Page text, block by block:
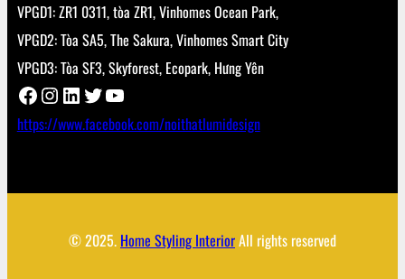
VPGD1: ZR1 0311, tòa ZR1, Vinhomes Ocean Park,
VPGD2: Tòa SA5, The Sakura, Vinhomes Smart City
VPGD3: Tòa SF3, Skyforest, Ecopark, Hưng Yên
Facebook Instagram LinkedIn Twitter YouTube
https://www.facebook.com/noithatlumidesign
© 2025. Home Styling InteriorAll rights reserved